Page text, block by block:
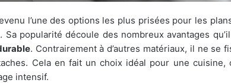
l’une des options les plus prisées pour les
Sa popularité découle des nombreux avantages
. Contrairement à d’autres matériaux, il ne se
Cela en fait un choix idéal pour une
intensif.